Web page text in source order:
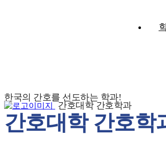
간호대학 간호학과
한국의 간호를 선도하는 학과!
간호대학 간호학